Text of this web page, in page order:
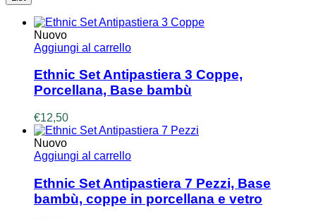
Nuovo
Aggiungi al carrello
Ethnic Set Antipastiera 3 Coppe,
Porcellana, Base bambù
€12,50
Nuovo
Aggiungi al carrello
Ethnic Set Antipastiera 7 Pezzi, Base
bambù, coppe in porcellana e vetro